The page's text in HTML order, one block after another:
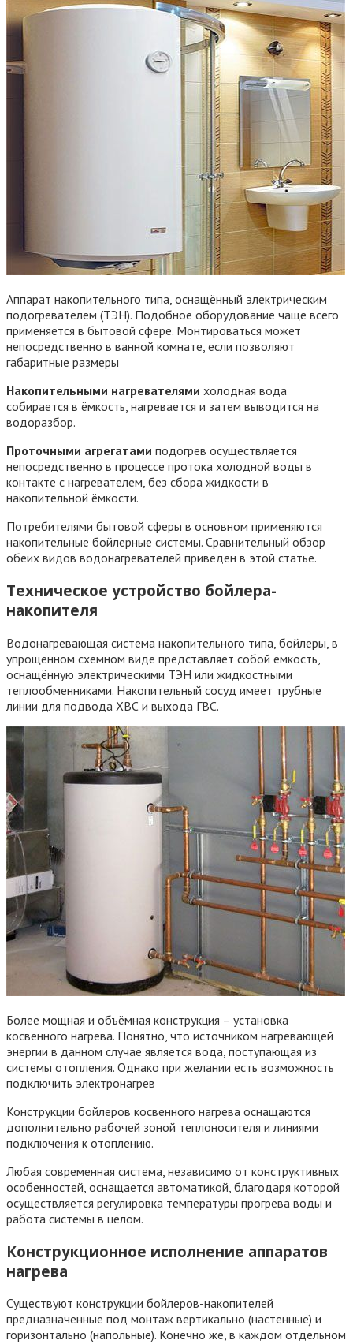
Аппарат накопительного типа, оснащённый электрическим
подогревателем (ТЭН). Подобное оборудование чаще всего
применяется в бытовой сфере. Монтироваться может
непосредственно в ванной комнате, если позволяют
габаритные размеры
Накопительными нагревателями холодная вода
собирается в ёмкость, нагревается и затем выводится на
водоразбор.
Проточными агрегатами подогрев осуществляется
непосредственно в процессе протока холодной воды в
контакте с нагревателем, без сбора жидкости в
накопительной ёмкости.
Потребителями бытовой сферы в основном применяются
накопительные бойлерные системы. Сравнительный обзор
обеих видов водонагревателей приведен в этой статье.
Техническое устройство бойлера-
накопителя
Водонагревающая система накопительного типа, бойлеры, в
упрощённом схемном виде представляет собой ёмкость,
оснащённую электрическими ТЭН или жидкостными
теплообменниками. Накопительный сосуд имеет трубные
линии для подвода ХВС и выхода ГВС.
Более мощная и объёмная конструкция – установка
косвенного нагрева. Понятно, что источником нагревающей
энергии в данном случае является вода, поступающая из
системы отопления. Однако при желании есть возможность
подключить электронагрев
Конструкции бойлеров косвенного нагрева оснащаются
дополнительно рабочей зоной теплоносителя и линиями
подключения к отоплению.
Любая современная система, независимо от конструктивных
особенностей, оснащается автоматикой, благодаря которой
осуществляется регулировка температуры прогрева воды и
работа системы в целом.
Конструкционное исполнение аппаратов
нагрева
Существуют конструкции бойлеров-накопителей
предназначенные под монтаж вертикально (настенные) и
горизонтально (напольные). Конечно же, в каждом отдельном